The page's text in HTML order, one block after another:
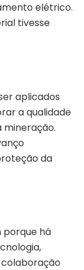
elétrico.
tivesse
aplicados
a qualidade
mineração.
da
porque há